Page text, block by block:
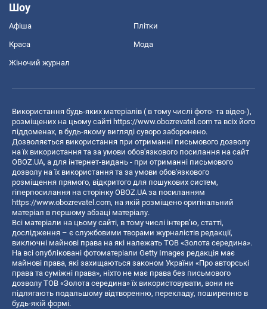
Шоу
Афіша Плітки
Краса Мода
Жіночий журнал
Використання будь-яких матеріалів ( в тому числі фото- та відео-),
розміщених на цьому сайті https://www.obozrevatel.com та всіх його
піддоменах, в будь-якому вигляді суворо заборонено.
Дозволяється використання при отриманні письмового дозволу
на їх використання та за умови обов'язкового посилання на сайт
OBOZ.UA, а для інтернет-видань - при отриманні письмового
дозволу на їх використання та за умови обов'язкового
розміщення прямого, відкритого для пошукових систем,
гіперпосилання на сторінку OBOZ.UA за посиланням
https://www.obozrevatel.com, на якій розміщено оригінальний
матеріал в першому абзаці матеріалу.
Всі матеріали на цьому сайті, в тому числі інтерв’ю, статті,
дослідження – є службовими творами журналістів редакції,
виключні майнові права на які належать ТОВ «Золота середина».
На всі опубліковані фотоматеріали Getty Images редакція має
майнові права, які захищаються законом України «Про авторські
права та суміжні права», ніхто не має права без письмового
дозволу ТОВ «Золота середина» їх використовувати, вони не
підлягають подальшому відтворенню, перекладу, поширенню в
будь-якій формі.